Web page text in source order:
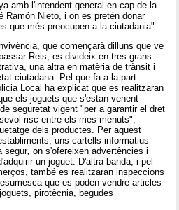
amb l'intendent general en cap de la
Ramón Nieto, i on es pretén donar
que més preocupen a la ciutadania".
que començarà dilluns que ve
Reis, es divideix en tres grans
una altra en matèria de trànsit i
ciutadana. Pel que fa a la part
Local ha explicat que es realitzaran
els joguets que s'estan venent
seguretat vigent "per a garantir el dret
risc entre els més menuts",
dels productes. Per aquest
uns cartells informatius
segur, on s'ofereixen advertències i
un joguet. D'altra banda, i pel
també es realitzaran inspeccions
que es poden vendre articles
pirotècnia, begudes